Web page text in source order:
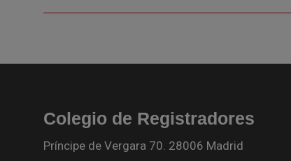
Colegio de Registradores
Príncipe de Vergara 70. 28006 Madrid